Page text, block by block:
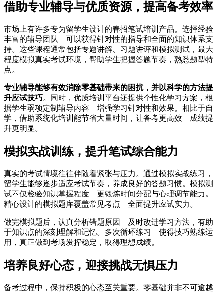
借助专业辅导与优质资源，提高备考效率
市场上有许多专为留学生设计的春招笔试培训产品。选择经验
丰富的辅导团队，可以获得针对性的指导和全面的知识体系支
持。这些课程通常包括专题讲解、习题讲评和模拟测试，最大
程度模拟真实考试环境，帮助学生把握答题节奏，熟悉题型特
点。
专业辅导能够有效消除零基础带来的困扰，并以科学的方法提
升应试技巧。同时，优质培训平台还提供个性化学习方案，根
据学生弱项定制辅导内容，增强学习针对性和效果。相比于自
学，借助系统化培训能节省大量时间，让备考更高效，成绩提
升更明显。
模拟实战训练，提升笔试综合能力
真实的考试情境往往伴随着紧张与压力。通过模拟实战练习，
留学生能够逐步适应考试节奏，养成良好的答题习惯。模拟测
试不仅检验知识掌握程度，更锻炼时间分配与心理调节能力。
精心设计的模拟题库覆盖常见考点，全面提升应试实力。
做完模拟题后，认真分析错题原因，及时改进学习方法，有助
于知识点的深刻理解和记忆。多次循环练习，使得技巧熟练运
用，真正做到考场发挥稳定，取得理想成绩。
培养良好心态，迎接挑战无惧压力
备考过程中，保持积极的心态至关重要。零基础并非不可逾越